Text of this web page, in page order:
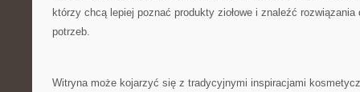
którzy chcą lepiej poznać produkty ziołowe i znaleźć rozwiązania
potrzeb.
Witryna może kojarzyć się z tradycyjnymi inspiracjami